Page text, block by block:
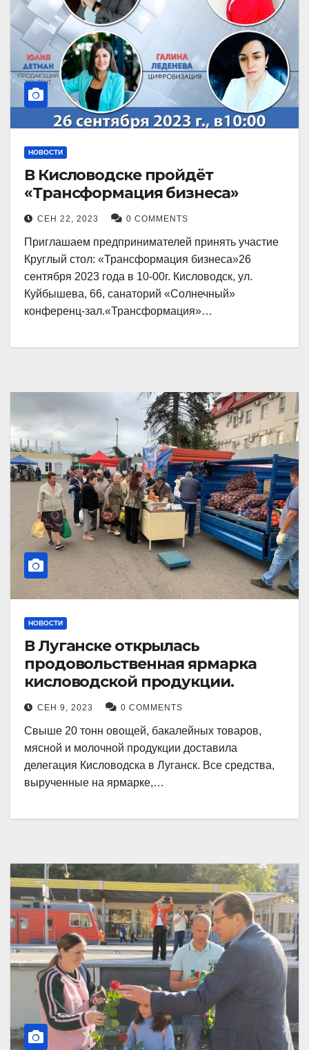
НОВОСТИ
В Кисловодске пройдёт
«Трансформация бизнеса»
СЕН 22, 2023 0 COMMENTS
Приглашаем предпринимателей принять участие
Круглый стол: «Трансформация бизнеса»26
сентября 2023 года в 10-00г. Кисловодск, ул.
Куйбышева, 66, санаторий «Солнечный»
конференц-зал.«Трансформация»…
НОВОСТИ
В Луганске открылась
продовольственная ярмарка
кисловодской продукции.
СЕН 9, 2023 0 COMMENTS
Свыше 20 тонн овощей, бакалейных товаров,
мясной и молочной продукции доставила
делегация Кисловодска в Луганск. Все средства,
вырученные на ярмарке,…